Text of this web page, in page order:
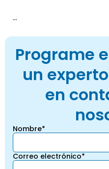
...
Programe
un
en
Nombre*
Correo electrónico*